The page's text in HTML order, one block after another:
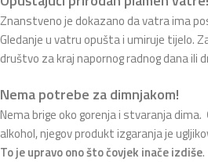
Znanstveno je dokazano da vatra ima
Gledanje u vatru opušta i umiruje tijelo.
društvo za kraj napornog radnog dana ili
Nema potrebe za dimnjakom!
Nema brige oko gorenja i stvaranja dima.
alkohol, njegov produkt izgaranja je
To je upravo ono što čovjek inače izdiše.